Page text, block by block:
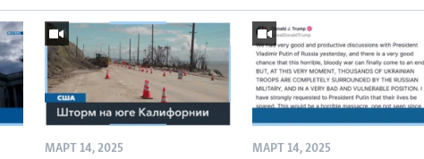
МАРТ 14, 2025 МАРТ 14, 2025